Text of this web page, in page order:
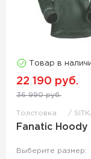
Товар в
22 190 руб.
36 990 руб.
Толстовка
Fanatic Hoody
Выберите размер: